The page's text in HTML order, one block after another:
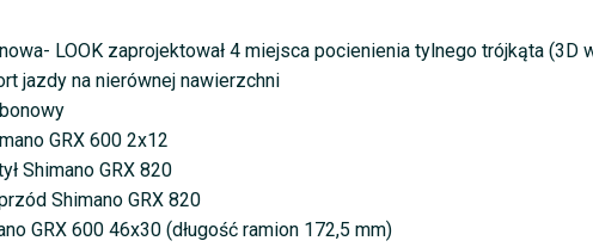
LOOK zaprojektował 4 miejsca pocienienia tylnego trójkąta
jazdy na nierównej nawierzchni
GRX 600 2x12
Shimano GRX 820
Shimano GRX 820
GRX 600 46x30 (długość ramion 172,5 mm)